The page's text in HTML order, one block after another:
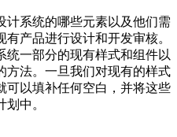
计系统的哪些元素以及他们需
产品进行设计和开发审核。
统一部分的现有样式和组件以
方法。一旦我们对现有的样式
可以填补任何空白，并将这些
中。